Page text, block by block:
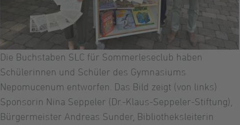
Die Buchstaben SLC für Sommerleseclub haben
Schülerinnen und Schüler des Gymnasiums
Nepomucenum entworfen. Das Bild zeigt (von links)
Sponsorin Nina Seppeler (Dr.-Klaus-Seppeler-Stiftung),
Bürgermeister Andreas Sunder, Bibliotheksleiterin